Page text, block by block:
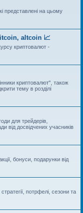
представлені на цьому
altcoin 📈
криптовалют -
криптовалют", також
тему в розділі
для трейдерів,
від досвідчених учасників
бонуси, подарунки від
потрфелі, сезони та